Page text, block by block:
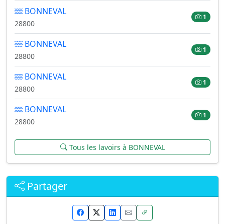
BONNEVAL
28800
1
BONNEVAL
28800
1
BONNEVAL
28800
1
BONNEVAL
28800
1
Tous les lavoirs à BONNEVAL
Partager